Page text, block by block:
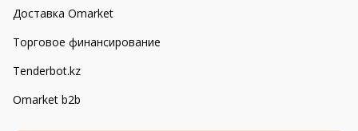
Доставка Omarket
Торговое финансирование
Tenderbot.kz
Omarket b2b